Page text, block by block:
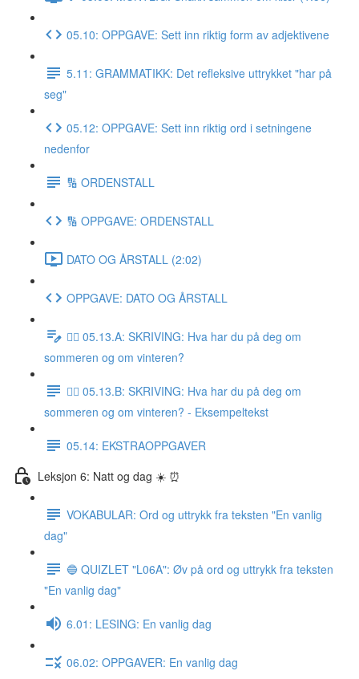
05.10: OPPGAVE: Sett inn riktig form av adjektivene
5.11: GRAMMATIKK: Det refleksive uttrykket "har på
seg"
05.12: OPPGAVE: Sett inn riktig ord i setningene
nedenfor
🔢 ORDENSTALL
🔢 OPPGAVE: ORDENSTALL
DATO OG ÅRSTALL (2:02)
OPPGAVE: DATO OG ÅRSTALL
✍🏼 05.13.A: SKRIVING: Hva har du på deg om
sommeren og om vinteren?
✍🏼 05.13.B: SKRIVING: Hva har du på deg om
sommeren og om vinteren? - Eksempeltekst
05.14: EKSTRAOPPGAVER
Leksjon 6: Natt og dag ☀️ ⏰
VOKABULAR: Ord og uttrykk fra teksten "En vanlig
dag"
🔵 QUIZLET "L06A": Øv på ord og uttrykk fra teksten
"En vanlig dag"
6.01: LESING: En vanlig dag
06.02: OPPGAVER: En vanlig dag